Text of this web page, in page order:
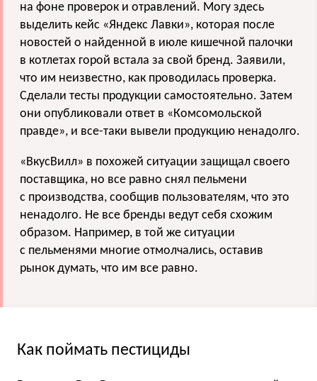
на фоне проверок и отравлений. Могу здесь
выделить кейс «Яндекс Лавки», которая после
новостей о найденной в июле кишечной палочки
в котлетах горой встала за свой бренд. Заявили,
что им неизвестно, как проводилась проверка.
Сделали тесты продукции самостоятельно. Затем
они опубликовали ответ в «Комсомольской
правде», и все-таки вывели продукцию ненадолго.
«ВкусВилл» в похожей ситуации защищал своего
поставщика, но все равно снял пельмени
с производства, сообщив пользователям, что это
ненадолго. Не все бренды ведут себя схожим
образом. Например, в той же ситуации
с пельменями многие отмолчались, оставив
рынок думать, что им все равно.
Как поймать пестициды